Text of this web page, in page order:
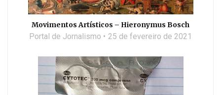
Movimentos Artísticos – Hieronymus Bosch
Portal de Jornalismo 25 de fevereiro de 2021